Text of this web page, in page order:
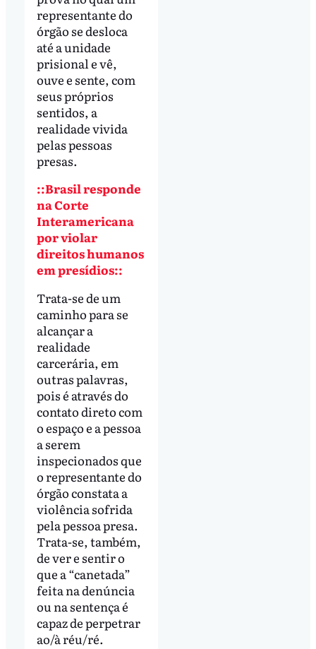
representante do
órgão se desloca
até a unidade
prisional e vê,
ouve e sente, com
seus próprios
sentidos, a
realidade vivida
pelas pessoas
presas.
::Brasil responde
na Corte
Interamericana
por violar
direitos humanos
em presídios::
Trata-se de um
caminho para se
alcançar a
realidade
carcerária, em
outras palavras,
pois é através do
contato direto com
o espaço e a pessoa
a serem
inspecionados que
o representante do
órgão constata a
violência sofrida
pela pessoa presa.
Trata-se, também,
de ver e sentir o
que a “canetada”
feita na denúncia
ou na sentença é
capaz de perpetrar
ao/à réu/ré.